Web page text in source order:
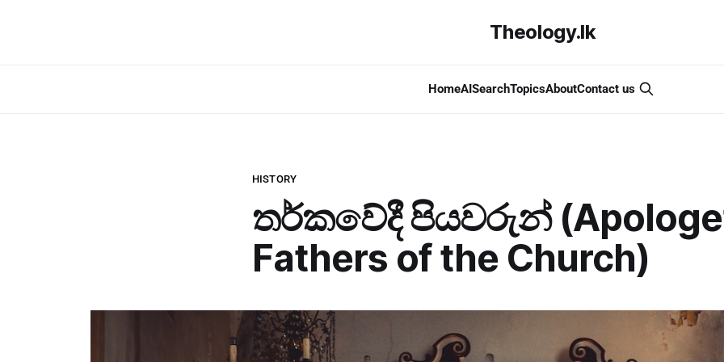
Theology.lk
HomeAISearchTopicsAboutContact us
HISTORY
තර්කවේදී පියවරුන්
Fathers of the Church)